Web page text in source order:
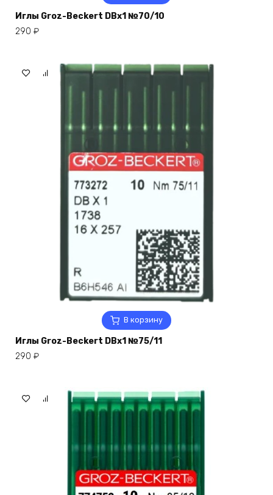
Иглы Groz-Beckert DBx1 №70/10
290 ₽
В корзину
Иглы Groz-Beckert DBx1 №75/11
290 ₽